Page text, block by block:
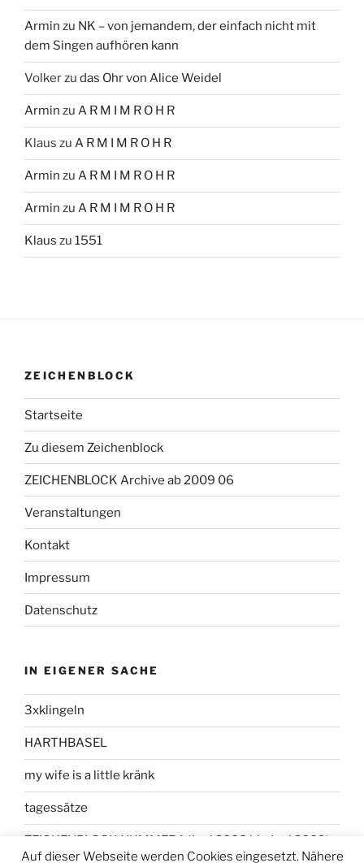
Armin zu NK – von jemandem, der einfach nicht mit
dem Singen aufhören kann
Volkerzu das Ohr von Alice Weidel
Armin zu A R M I M R O H R
Klaus zu A R M I M R O H R
Armin zu A R M I M R O H R
Armin zu A R M I M R O H R
Klaus zu 1551
ZEICHENBLOCK
Startseite
Zu diesem Zeichenblock
ZEICHENBLOCK Archive ab 2009 06
Veranstaltungen
Kontakt
Impressum
Datenschutz
IN EIGENER SACHE
3xklingeln
HARTHBASEL
my wife is a little kränk
tagessätze
ZEICHENBLOCK NUMMER 1 (Juni 2008 bis Juni 2009)
Auf dieser Webseite werden Cookies eingesetzt. Nähere